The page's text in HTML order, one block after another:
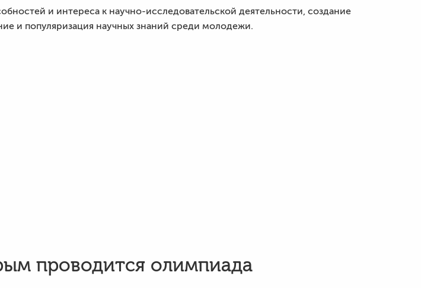
и интереса к научно-исследовательской деятельности, создание
и популяризация научных знаний среди молодежи.
проводится олимпиада